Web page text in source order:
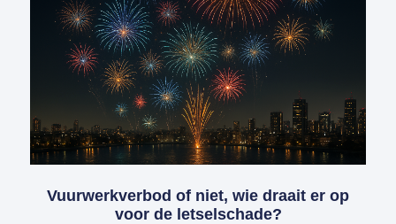
Vuurwerkverbod of niet, wie draait er op
voor de letselschade?